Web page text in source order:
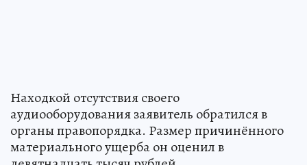
Находкой отсутствия своего
аудиооборудования заявитель обратился в
органы правопорядка. Размер причинённого
материального ущерба он оценил в